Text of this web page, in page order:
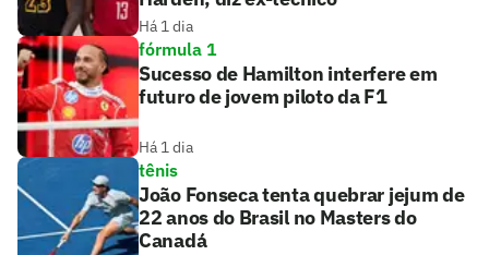
Há 1 dia
fórmula 1
Sucesso de Hamilton interfere em
futuro de jovem piloto da F1
Há 1 dia
tênis
João Fonseca tenta quebrar jejum de
22 anos do Brasil no Masters do
Canadá